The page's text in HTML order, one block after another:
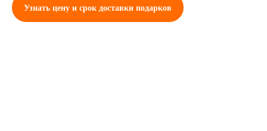
Узнать цену и срок доставки подарков